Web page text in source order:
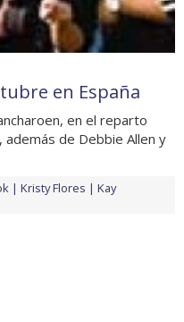
en España
en el reparto
de Debbie Allen y
Kristy Flores
Kay